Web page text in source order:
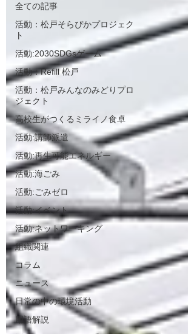
全ての記事
活動：松戸そらぴかプロジェク
ト
活動:2030SDGsゲーム
活動：Refill 松戸
活動：松戸みんなのみどりプロ
ジェクト
高校生がつくるミライノ食卓
活動:講師派遣
活動:再生可能エネルギー
活動:海ごみ
活動:ごみゼロ
活動:イベント
活動:ネットワーキング
組織関連
コラム
ニュース
日常の中の環境活動
用語解説